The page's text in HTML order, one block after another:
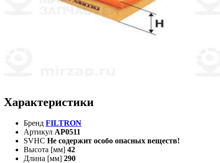
Характеристики
Бренд FILTRON
Артикул AP0511
SVHC Не содержит особо опасных веществ!
Высота [мм] 42
Длина [мм] 290